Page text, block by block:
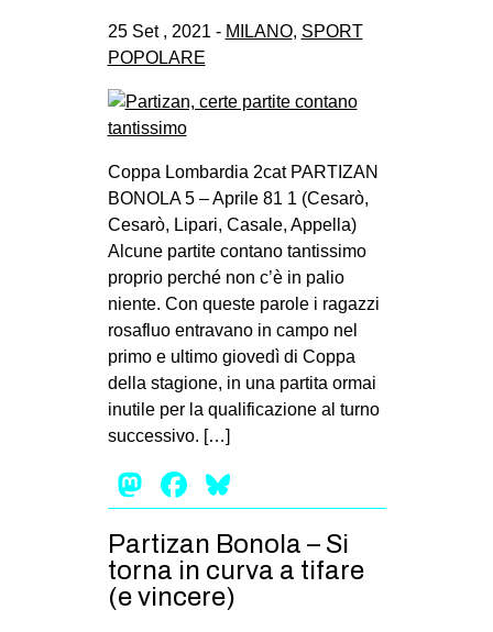
25 Set , 2021 - MILANO, SPORT
POPOLARE
Coppa Lombardia 2cat PARTIZAN
BONOLA 5 – Aprile 81 1 (Cesarò,
Cesarò, Lipari, Casale, Appella)
Alcune partite contano tantissimo
proprio perché non c’è in palio
niente. Con queste parole i ragazzi
rosafluo entravano in campo nel
primo e ultimo giovedì di Coppa
della stagione, in una partita ormai
inutile per la qualificazione al turno
successivo. […]
Mastodon
Facebook
Partizan Bonola – Si
torna in curva a tifare
(e vincere)